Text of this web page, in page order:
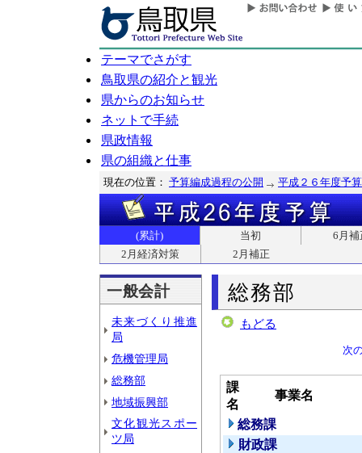
テーマでさがす
鳥取県の紹介と観光
県からのお知らせ
ネットで手続
県政情報
県の組織と仕事
現在の位置： 予算編成過程の公開 平成２６年度予算
(累計) 当初
6月補
2月経済対策
2月補正
一般会計
未来づくり推進
局
危機管理局
総務部
地域振興部
文化観光スポー
ツ局
総務部
もどる
次
課
名
事業名
総務課
財政課